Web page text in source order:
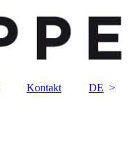
Kontakt DE